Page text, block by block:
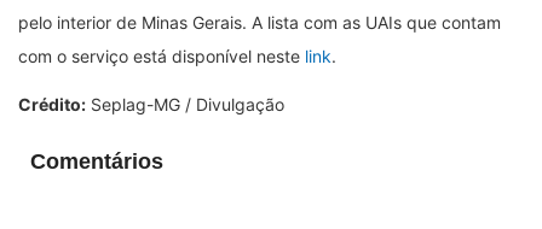
pelo interior de Minas Gerais. A lista com as UAIs que contam
com o serviço está disponível neste link.
Crédito: Seplag-MG / Divulgação
Comentários